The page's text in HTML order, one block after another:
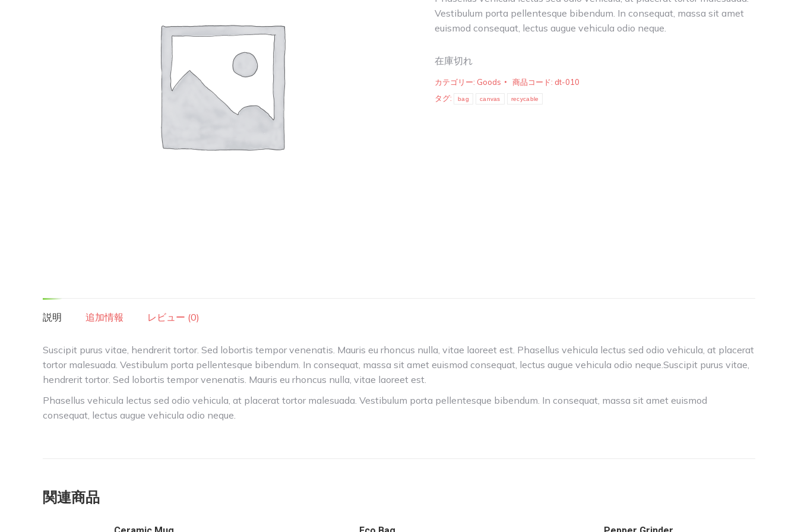
は
$11.50
た。
格
は
す。
Vestibulum porta pellentesque bibendum. In consequat, massa sit amet
euismod consequat, lectus augue vehicula odio neque.
在庫切れ
カテゴリー: Goods 商品コード: dt-010
タグ:
bag canvas recycable
説明 追加情報 レビュー (0)
Suscipit purus vitae, hendrerit tortor. Sed lobortis tempor venenatis. Mauris eu rhoncus nulla, vitae laoreet est. Phasellus vehicula lectus sed odio vehicula, at placerat
tortor malesuada. Vestibulum porta pellentesque bibendum. In consequat, massa sit amet euismod consequat, lectus augue vehicula odio neque.Suscipit purus vitae,
hendrerit tortor. Sed lobortis tempor venenatis. Mauris eu rhoncus nulla, vitae laoreet est.
Phasellus vehicula lectus sed odio vehicula, at placerat tortor malesuada. Vestibulum porta pellentesque bibendum. In consequat, massa sit amet euismod
consequat, lectus augue vehicula odio neque.
関連商品